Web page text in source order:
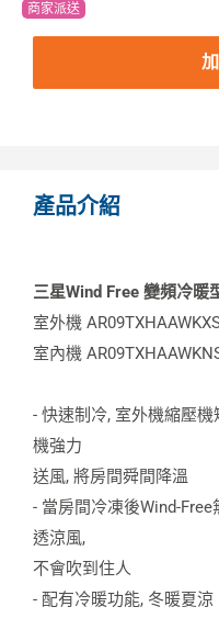
商家派送
產品介紹
三星Wind Free 變頻冷暖
室外機
室內機
- 快速制冷, 室外機縮壓
機強力
送風, 將房間舜間降溫
- 當房間冷凍後Wind-
透涼風,
不會吹到住人
- 配有冷暖功能, 冬暖夏涼